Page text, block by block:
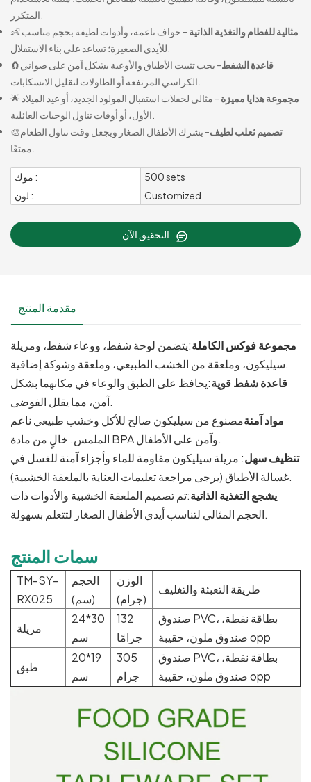
👶
مثالية للفطام والتغذية الذاتية - حواف ناعمة، وأدوات لطيفة بحجم مناسب
🧲
قاعدة الشفط - يجب تثبيت الأطباق والأوعية بشكل آمن على صواني
🌟
مجموعة هدايا مميزة - مثالي لحفلات استقبال المولود الجديد، أو عيد الميلاد
🎨
تصميم ثعلب لطيف- يشرك الأطفال الصغار ويجعل وقت تناول الطعام
موك :
500 sets
لون :
Customized
مقدمة المنتج
مجموعة فوكس الكاملة:يتضمن لوحة شفط، ووعاء شفط، ومريلة
سيليكون، وملعقة من الخشب الطبيعي، وملعقة وشوكة إضافية.
قاعدة شفط قوية:يحافظ على الطبق والوعاء في مكانهما بشكل
آمن، مما يقلل الفوضى.
مواد آمنةمصنوع من سيليكون صالح للأكل وخشب طبيعي ناعم
الملمس. خالٍ من مادة BPA وآمن على الأطفال.
تنظيف سهل: مريلة سيليكون مقاومة للماء وأجزاء آمنة للغسل في
غسالة الأطباق (يرجى مراجعة تعليمات العناية بالملعقة الخشبية).
يشجع التغذية الذاتية:تم تصميم الملعقة الخشبية والأدوات ذات
الحجم المثالي لتناسب أيدي الأطفال الصغار لتتعلم بسهولة.
سمات المنتج
TM-SY-
RX025
الحجم
(سم)
الوزن
(جرام)
طريقة التعبئة والتغليف
مريلة
24*30
سم
132
جرامًا
صندوق PVC، بطاقة نفطة،
صندوق ملون، حقيبة opp
طبق
20*19
سم
305
جرام
صندوق PVC، بطاقة نفطة،
صندوق ملون، حقيبة opp